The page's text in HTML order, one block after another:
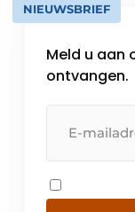
NIEUWSBRIEF
Meld u aan
ontvangen.